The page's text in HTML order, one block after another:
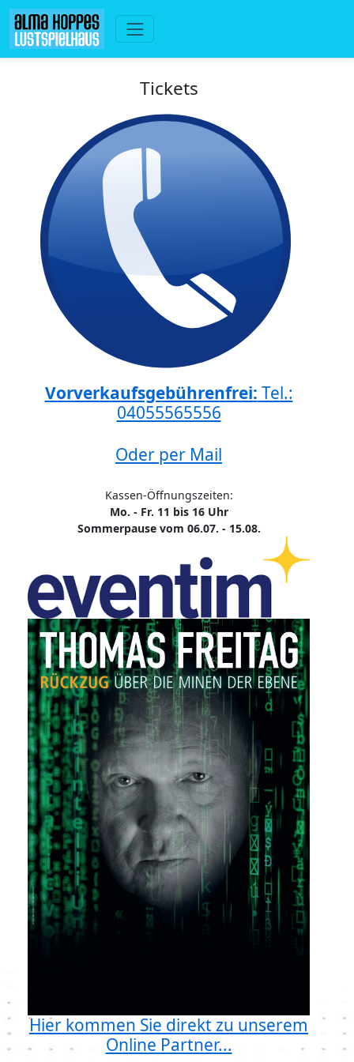
Tickets
Vorverkaufsgebührenfrei: Tel.:
04055565556
Oder per Mail
Kassen-Öffnungszeiten:
Mo. - Fr. 11 bis 16 Uhr
Sommerpause vom 06.07. - 15.08.
Hier kommen Sie direkt zu unserem
Online Partner...